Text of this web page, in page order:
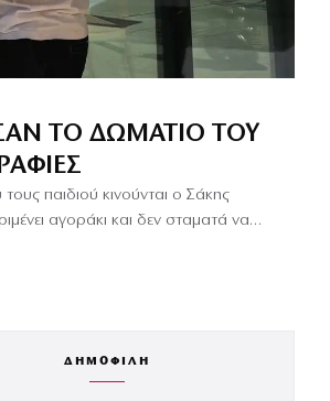
ΤΟ ΔΩΜΆΤΙΟ ΤΟΥ
παιδιού κινούνται ο Σάκης
αγοράκι και δεν σταματά να…
ΔΗΜΟΦΙΛΗ